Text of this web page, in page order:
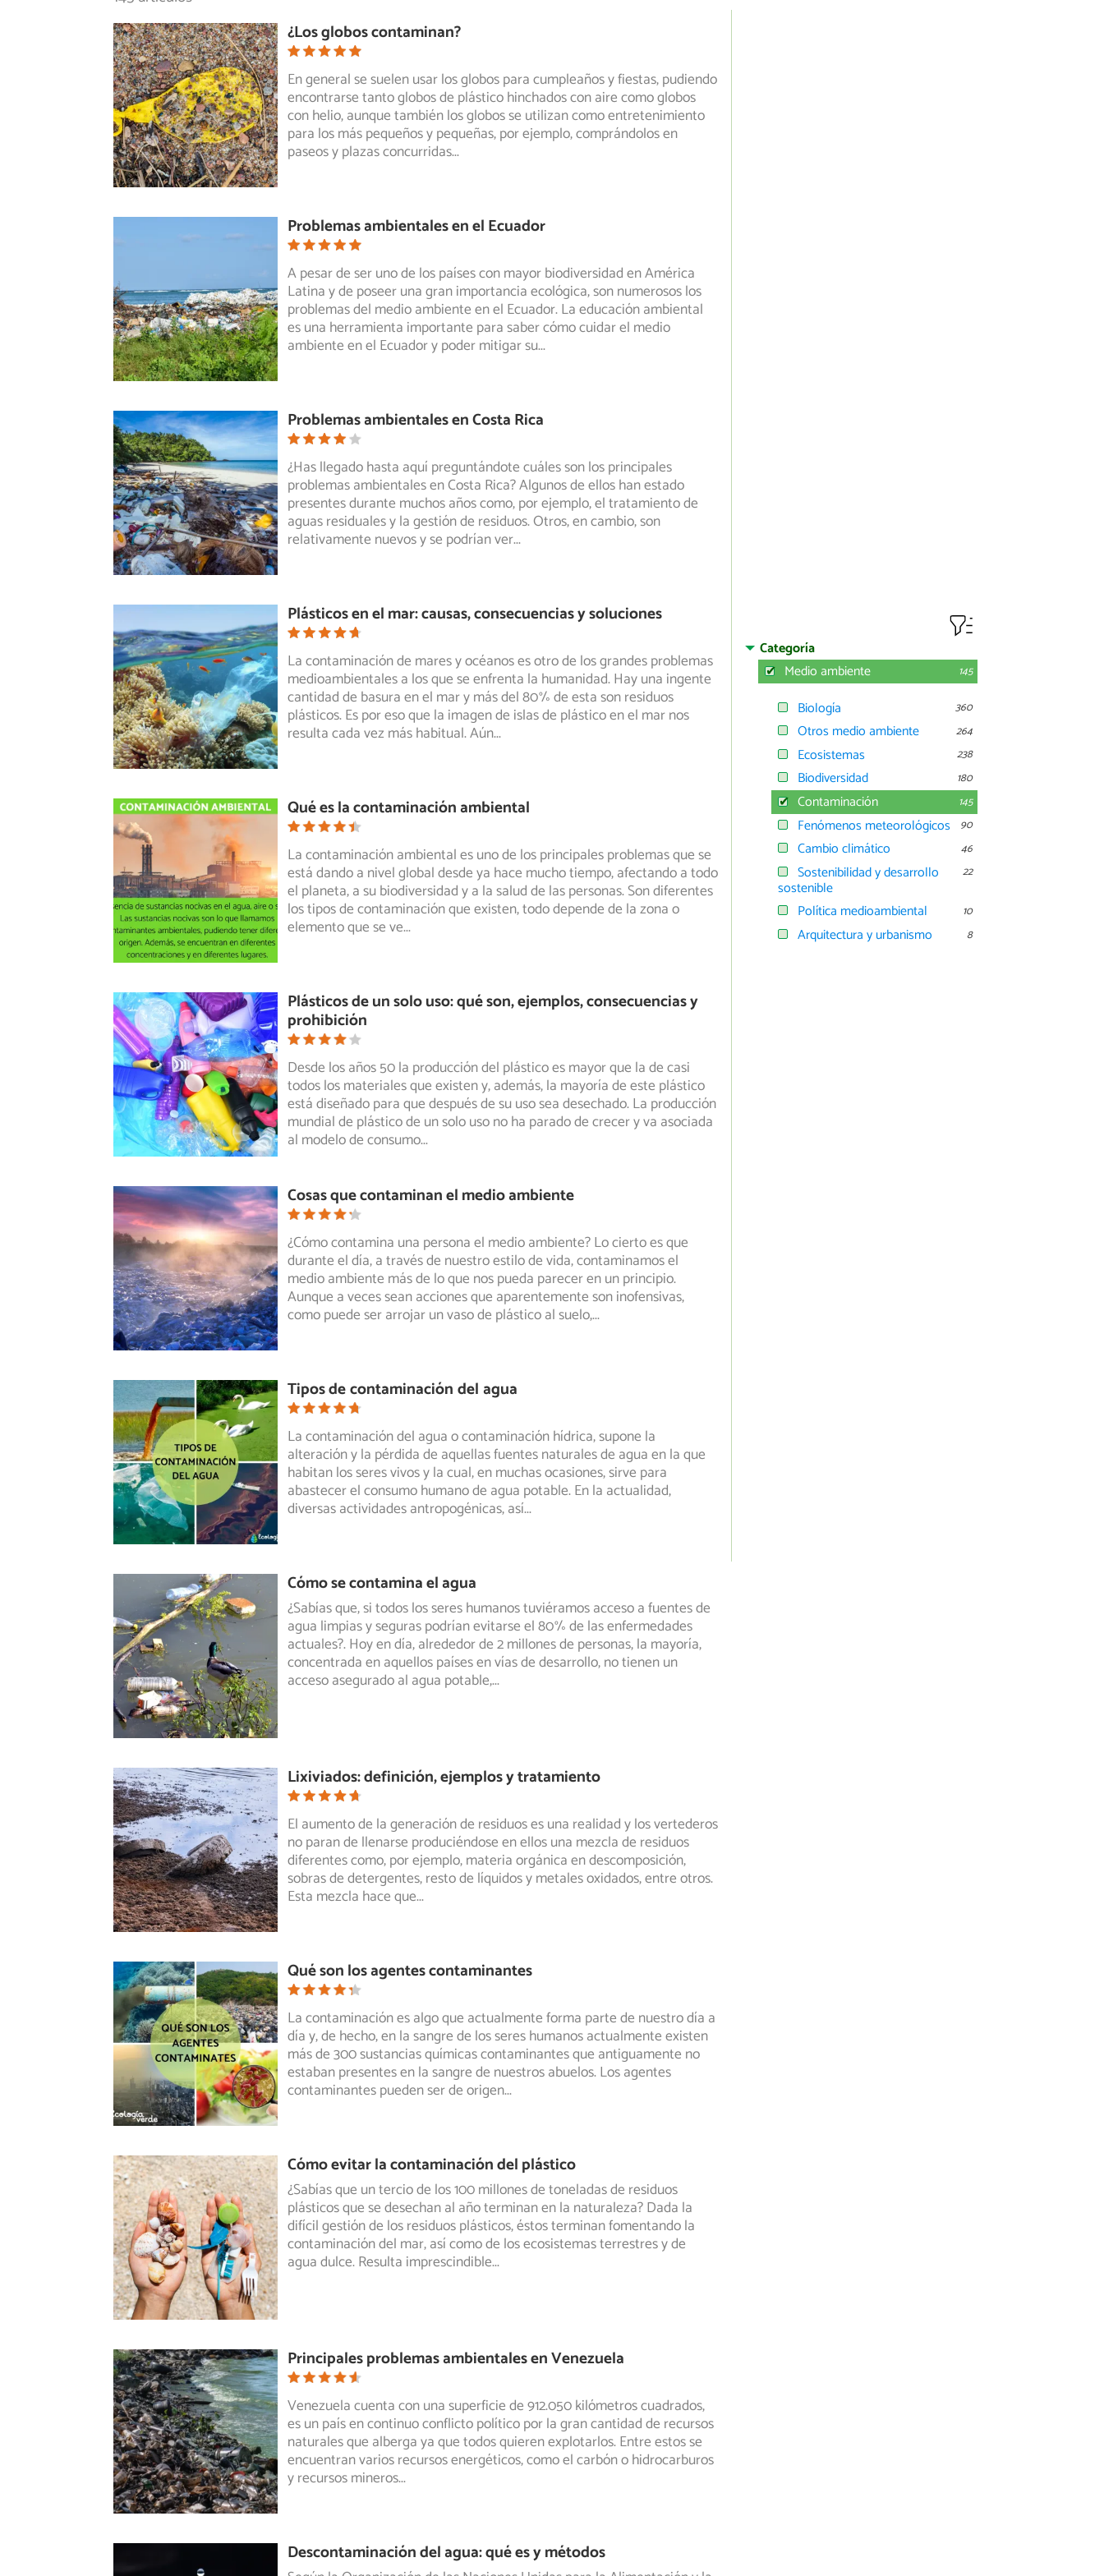
¿Los globos contaminan?
En general se suelen usar los globos para cumpleaños y fiestas, pudiendo
encontrarse tanto globos de plástico hinchados con aire como globos
con helio, aunque también los globos se utilizan como entretenimiento
para los más pequeños y pequeñas, por ejemplo, comprándolos en
paseos y plazas concurridas...
Problemas ambientales en el Ecuador
A pesar de ser uno de los países con mayor biodiversidad en América
Latina y de poseer una gran importancia ecológica, son numerosos los
problemasdel medio ambiente en el Ecuador. La educación ambiental
es una herramienta importante para saber cómo cuidar el medio
ambiente en el Ecuador y poder mitigar su...
Problemas ambientales en Costa Rica
¿Has llegado hasta aquí preguntándote cuáles son los principales
problemas ambientales en Costa Rica? Algunos de ellos han estado
presentesdurante muchos años como, por ejemplo, el tratamiento de
aguas residuales y la gestión de residuos. Otros, en cambio, son
relativamente nuevos y se podrían ver...
Plásticos en el mar: causas, consecuencias y soluciones
La contaminación de mares y océanos es otro de los grandes problemas
medioambientales a los que se enfrenta la humanidad. Hay una ingente
cantidadde basura en el mar y más del 80% de esta son residuos
plásticos. Es por eso que la imagen de islas de plástico en el mar nos
resulta cada vez más habitual. Aún...
Qué es la contaminación ambiental
La contaminación ambiental es uno de los principales problemas que se
está dando a nivel global desde ya hace mucho tiempo, afectando a todo
el planeta, a su biodiversidad y a la salud de las personas. Son diferentes
los tipos de contaminación que existen, todo depende de la zona o
elemento que se ve...
Plásticos de un solo uso: qué son, ejemplos, consecuencias y
prohibición
Desde los años 50 la producción del plástico es mayor que la de casi
todos los materiales que existen y, además, la mayoría de este plástico
está diseñado para que después de su uso sea desechado. La producción
mundial de plástico de un solo uso no ha parado de crecer y va asociada
al modelo de consumo...
Cosas que contaminan el medio ambiente
¿Cómo contamina una persona el medio ambiente? Lo cierto es que
durante el día, a través de nuestro estilo de vida, contaminamos el
medio ambiente más de lo que nos pueda parecer en un principio.
Aunque a veces sean acciones que aparentemente son inofensivas,
como puede ser arrojar un vaso de plástico al suelo,...
Tipos de contaminación del agua
La contaminación del agua o contaminación hídrica, supone la
alteración y la pérdida de aquellas fuentes naturales de agua en la que
habitanlos seres vivos y la cual, en muchas ocasiones, sirve para
abastecer el consumo humano de agua potable. En la actualidad,
diversas actividades antropogénicas, así...
Cómo se contamina el agua
¿Sabías que, si todos los seres humanos tuviéramos acceso a fuentes de
agua limpias y seguras podrían evitarse el 80% de las enfermedades
actuales?.Hoy en día, alrededor de 2 millones de personas, la mayoría,
concentrada en aquellos países en vías de desarrollo, no tienen un
acceso asegurado al agua potable,...
Lixiviados: definición, ejemplos y tratamiento
El aumento de la generación de residuos es una realidad y los vertederos
no paran de llenarse produciéndose en ellos una mezcla de residuos
diferentes como, por ejemplo, materia orgánica en descomposición,
sobras de detergentes, resto de líquidos y metales oxidados, entre otros.
Esta mezcla hace que...
Qué son los agentes contaminantes
La contaminación es algo que actualmente forma parte de nuestro día a
día y, de hecho, en la sangre de los seres humanos actualmente existen
más de 300 sustancias químicas contaminantes que antiguamente no
estaban presentes en la sangre de nuestros abuelos. Los agentes
contaminantes pueden ser de origen...
Cómo evitar la contaminación del plástico
¿Sabías que un tercio de los 100 millones de toneladas de residuos
plásticos que se desechan al año terminan en la naturaleza? Dada la
difícilgestión de los residuos plásticos, éstos terminan fomentando la
contaminación del mar, así como de los ecosistemas terrestres y de
agua dulce. Resulta imprescindible...
Principales problemas ambientales en Venezuela
Venezuela cuenta con una superficie de 912.050 kilómetros cuadrados,
es un país en continuo conflicto político por la gran cantidad de recursos
naturales que alberga ya que todos quieren explotarlos. Entre estos se
encuentran varios recursos energéticos, como el carbón o hidrocarburos
y recursos mineros...
Descontaminación del agua: qué es y métodos
Categoría
Medio ambiente
145
Biología 360
Otros medio ambiente 264
Ecosistemas 238
Biodiversidad 180
Contaminación 145
Fenómenos meteorológicos 90
Cambio climático 46
Sostenibilidad y desarrollo
sostenible
22
Política medioambiental 10
Arquitectura y urbanismo 8